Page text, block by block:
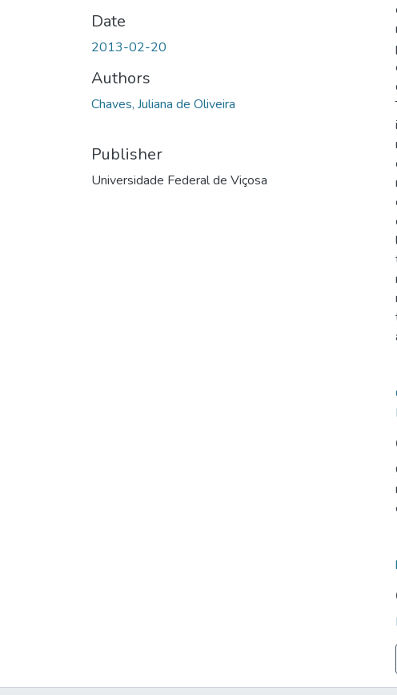
Date
2013-02-20
Authors
Chaves, Juliana de Oliveira
Publisher
Universidade Federal de Viçosa